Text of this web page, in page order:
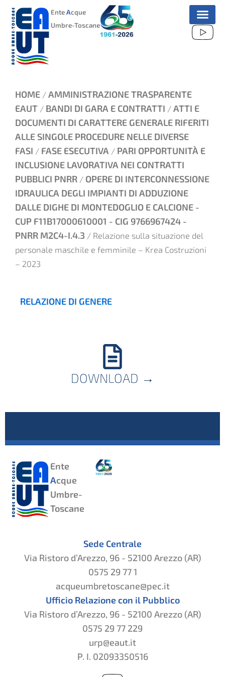
VAI
CONTENUTO
EnteAcque
Umbre-Toscane
HOME / AMMINISTRAZIONE TRASPARENTE
EAUT / BANDI DI GARA E CONTRATTI / ATTI E
DOCUMENTI DI CARATTERE GENERALE RIFERITI
ALLE SINGOLE PROCEDURE NELLE DIVERSE
FASI / FASE ESECUTIVA / PARI OPPORTUNITÀ E
INCLUSIONE LAVORATIVA NEI CONTRATTI
PUBBLICI PNRR / OPERE DI INTERCONNESSIONE
IDRAULICA DEGLI IMPIANTI DI ADDUZIONE
DALLE DIGHE DI MONTEDOGLIO E CALCIONE -
CUP F11B17000610001 - CIG 9766967424 -
PNRR M2C4-I.4.3 / Relazione sulla situazione del
personale maschile e femminile – Krea Costruzioni
– 2023
RELAZIONE DI GENERE
DOWNLOAD →
Ente
Acque
Umbre-
Toscane
Sede Centrale
Via Ristoro d’Arezzo, 96 - 52100 Arezzo (AR)
0575 29 77 1
acqueumbretoscane@pec.it
Ufficio Relazione con il Pubblico
Via Ristoro d’Arezzo, 96 - 52100 Arezzo (AR)
0575 29 77 229
urp@eaut.it
P. I. 02093350516